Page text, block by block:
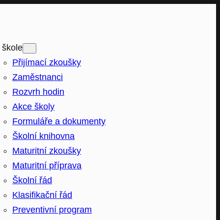
škole
Přijímací zkoušky
Zaměstnanci
Rozvrh hodin
Akce školy
Formuláře a dokumenty
Školní knihovna
Maturitní zkoušky
Maturitní příprava
Školní řád
Klasifikační řád
Preventivní program